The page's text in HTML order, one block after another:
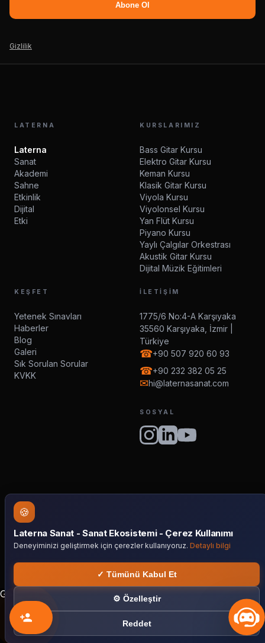
Abone Ol
Gizlilik
LATERNA
Laterna
Sanat
Akademi
Sahne
Etkinlik
Dijital
Etki
KURSLARIMIZ
Bass Gitar Kursu
Elektro Gitar Kursu
Keman Kursu
Klasik Gitar Kursu
Viyola Kursu
Viyolonsel Kursu
Yan Flüt Kursu
Piyano Kursu
Yaylı Çalgılar Orkestrası
Akustik Gitar Kursu
Dijital Müzik Eğitimleri
KEŞFET
Yetenek Sınavları
Haberler
Blog
Galeri
Sık Sorulan Sorular
KVKK
İLETIŞIM
1775/6 No:4-A Karşıyaka
35560 Karşıyaka, İzmir |
Türkiye
☎+90 507 920 60 93
☎+90 232 382 05 25
✉hi@laternasanat.com
SOSYAL
LATERNA
🍪
Laterna Sanat - Sanat Ekosistemi - Çerez Kullanımı
Deneyiminizi geliştirmek için çerezler kullanıyoruz. Detaylı bilgi
✓ Tümünü Kabul Et
⚙ Özelleştir
Reddet
G-7NG3RRH7EM